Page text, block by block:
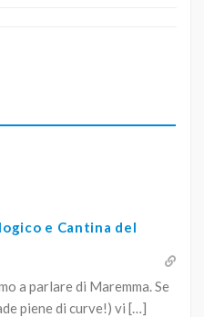
e Cantina del
a parlare di Maremma. Se
piene di curve!) vi […]